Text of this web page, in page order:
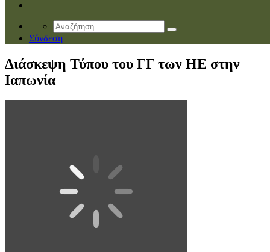
Σύνδεση
Διάσκεψη Τύπου του ΓΓ των ΗΕ στην
Ιαπωνία